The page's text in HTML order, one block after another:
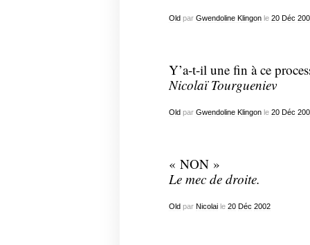
Old par Gwendoline Klingonle 20 Déc
Y’a-t-il une fin à ce
Nicolaï Tourgueniev
Old par Gwendoline Klingonle 20 Déc
« NON »
Le mec de droite.
Oldpar Nicolaile 20 Déc 2002